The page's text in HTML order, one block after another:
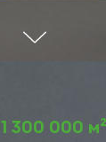
1 300 000 м²